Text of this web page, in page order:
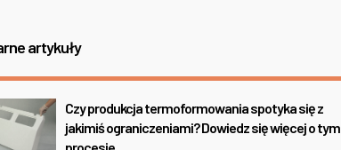
artykuły
Czy produkcja termoformowania spotyka się z
jakimiś ograniczeniami? Dowiedz się więcej o tym